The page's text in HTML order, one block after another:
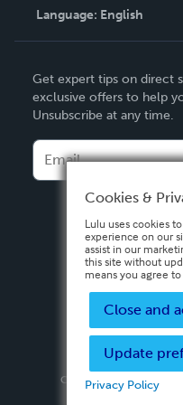
Contact Support
Language: English
Deutsch
Français
Italiano
Español
Get expert tips on direct
exclusive offers to help
Unsubscribe at any time.
Privacy Policy
Copyright ©
2026 Lulu
Cookies &
Lulu uses cookies
experience on our
assist in our
this site without
means you agree
Close and
Update
Privacy Policy